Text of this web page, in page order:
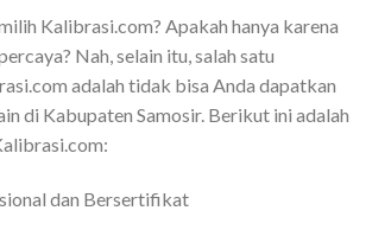
Kalibrasi.com? Apakah hanya karena
Nah, selain itu, salah satu
adalah tidak bisa Anda dapatkan
di Kabupaten Samosir. Berikut ini adalah
dan Bersertifikat